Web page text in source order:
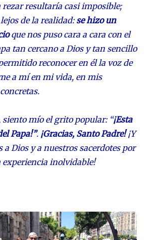
rezar resultaría casi imposible;
de la realidad: se hizo un
que nos puso cara a cara con el
tan cercano a Dios y tan sencillo
reconocer en él la voz de
a mí en mi vida, en mis
siento mío el grito popular: “¡Esta
Papa!”. ¡Gracias, Santo Padre!¡Y
a Dios y a nuestros sacerdotes por
experiencia inolvidable!